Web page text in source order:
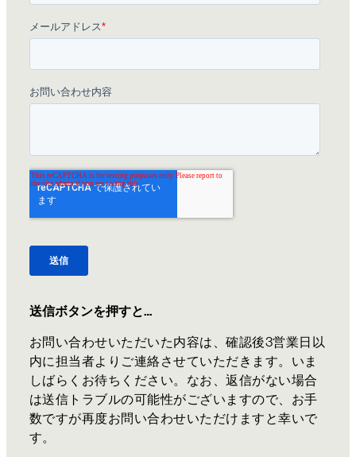
送信ボタンを押すと…
お問い合わせいただいた内容は、確認後3営業日以
内に担当者よりご連絡させていただきます。いま
しばらくお待ちください。なお、返信がない場合
は送信トラブルの可能性がございますので、お手
数ですが再度お問い合わせいただけますと幸いで
す。